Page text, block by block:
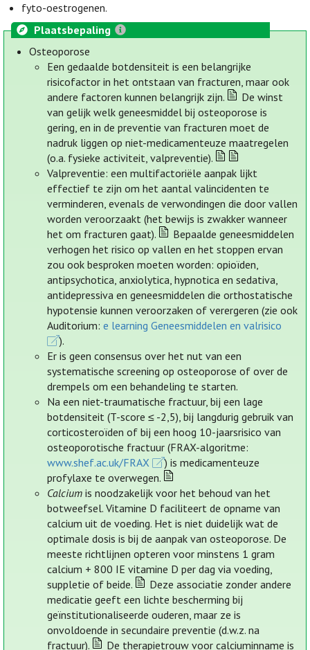
fyto-oestrogenen.
Plaatsbepaling
Osteoporose
Een gedaalde botdensiteit is een belangrijke
risicofactor in het ontstaan van fracturen, maar ook
andere factoren kunnen belangrijk zijn.
De winst
van gelijk welk geneesmiddel bij osteoporose is
gering, en in de preventie van fracturen moet de
nadruk liggen op niet-medicamenteuze maatregelen
(o.a. fysieke activiteit, valpreventie).
Valpreventie: een multifactoriële aanpak lijkt
effectief te zijn om het aantal valincidenten te
verminderen, evenals de verwondingen die door vallen
worden veroorzaakt (het bewijs is zwakker wanneer
het om fracturen gaat).
Bepaalde geneesmiddelen
verhogen het risico op vallen en het stoppen ervan
zou ook besproken moeten worden: opioïden,
antipsychotica, anxiolytica, hypnotica en sedativa,
antidepressiva en geneesmiddelen die orthostatische
hypotensie kunnen veroorzaken of verergeren (zie ook
Auditorium:e learning Geneesmiddelen en valrisico
).
Er is geen consensus over het nut van een
systematische screening op osteoporose of over de
drempels om een behandeling te starten.
Na een niet-traumatische fractuur, bij een lage
botdensiteit (T-score ≤ -2,5), bij langdurig gebruik van
corticosteroïden of bij een hoog 10-jaarsrisico van
osteoporotische fractuur (FRAX-algoritme:
www.shef.ac.uk/FRAX
) is medicamenteuze
profylaxe te overwegen.
Calcium is noodzakelijk voor het behoud van het
botweefsel. Vitamine D faciliteert de opname van
calcium uit de voeding. Het is niet duidelijk wat de
optimale dosis is bij de aanpak van osteoporose. De
meeste richtlijnen opteren voor minstens 1 gram
calcium + 800 IE vitamine D per dag via voeding,
suppletie of beide.
Deze associatie zonder andere
medicatie geeft een lichte bescherming bij
geïnstitutionaliseerde ouderen, maar ze is
onvoldoende in secundaire preventie (d.w.z. na
fractuur).
De therapietrouw voor calciuminname is